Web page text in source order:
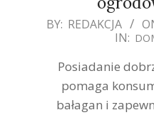
2019-
BY: REDAKCJA
IN:
Posiadanie
pomaga
bałagan i